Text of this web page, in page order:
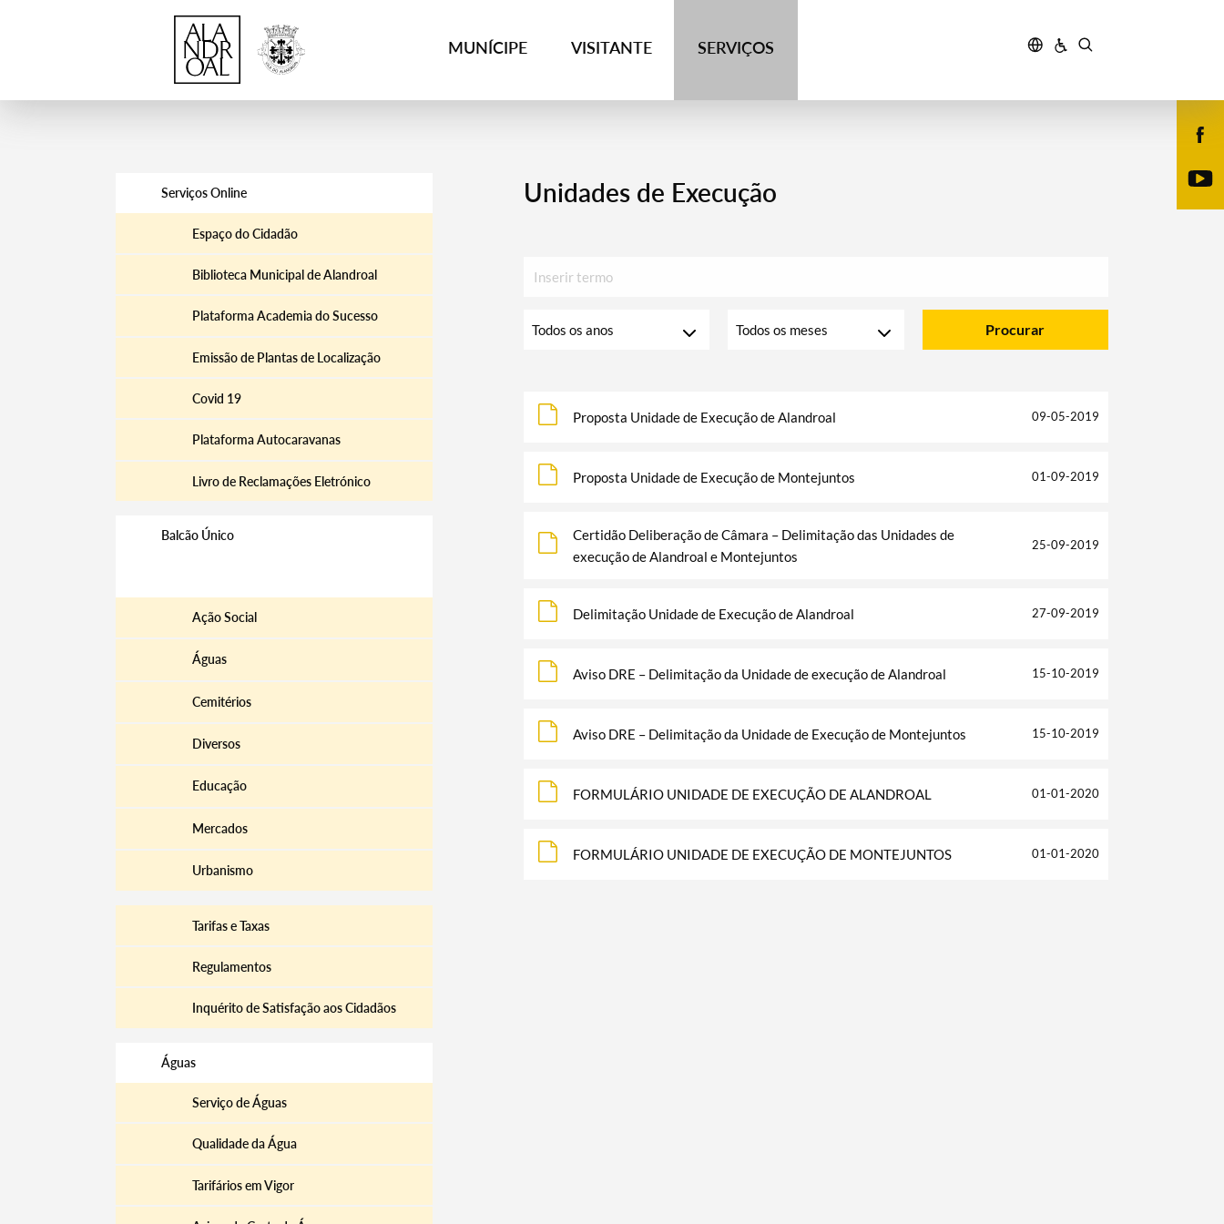
MUNÍCIPE VISITANTE SERVIÇOS
Serviços Online
Espaço do Cidadão
Biblioteca Municipal de Alandroal
Plataforma Academia do Sucesso
Emissão de Plantas de Localização
Covid 19
Plataforma Autocaravanas
Livro de Reclamações Eletrónico
Balcão Único
Ação Social
Águas
Cemitérios
Diversos
Educação
Mercados
Urbanismo
Tarifas e Taxas
Regulamentos
Inquérito de Satisfação aos Cidadãos
Águas
Serviço de Águas
Qualidade da Água
Tarifários em Vigor
Unidades de Execução
pesquisar
Procurar
Proposta Unidade de Execução de Alandroal 09-05-2019
Proposta Unidade de Execução de Montejuntos 01-09-2019
Certidão Deliberação de Câmara – Delimitação das Unidades de
execução de Alandroal e Montejuntos
25-09-2019
Delimitação Unidade de Execução de Alandroal 27-09-2019
Aviso DRE – Delimitação da Unidade de execução de Alandroal 15-10-2019
Aviso DRE – Delimitação da Unidade de Execução de Montejuntos 15-10-2019
FORMULÁRIO UNIDADE DE EXECUÇÃO DE ALANDROAL 01-01-2020
FORMULÁRIO UNIDADE DE EXECUÇÃO DE MONTEJUNTOS 01-01-2020